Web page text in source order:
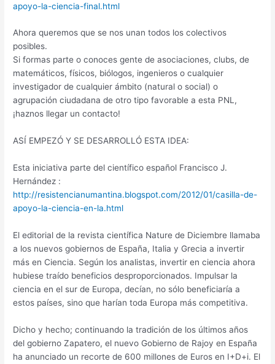
apoyo-la-ciencia-final.html
Ahora queremos que se nos unan todos los colectivos
posibles.
Si formas parte o conoces gente de asociaciones, clubs, de
matemáticos, físicos, biólogos, ingenieros o cualquier
investigador de cualquier ámbito (natural o social) o
agrupación ciudadana de otro tipo favorable a esta PNL,
¡haznos llegar un contacto!
ASÍ EMPEZÓ Y SE DESARROLLÓ ESTA IDEA:
Esta iniciativa parte del científico español Francisco J.
Hernández :
http://resistencianumantina.blogspot.com/2012/01/casilla-de-
apoyo-la-ciencia-en-la.html
El editorial de la revista científica Nature de Diciembre llamaba
a los nuevos gobiernos de España, Italia y Grecia a invertir
más en Ciencia. Según los analistas, invertir en ciencia ahora
hubiese traído beneficios desproporcionados. Impulsar la
ciencia en el sur de Europa, decían, no sólo beneficiaría a
estos países, sino que harían toda Europa más competitiva.
Dicho y hecho; continuando la tradición de los últimos años
del gobierno Zapatero, el nuevo Gobierno de Rajoy en España
ha anunciado un recorte de 600 millones de Euros en I+D+i. El